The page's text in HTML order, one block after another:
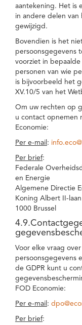
aantekening. Het is
in andere delen van
gewijzigd.
Bovendien is het
persoonsgegevens
voorziet in
personen van wie
is bijvoorbeeld het
XV.10/5 van het
Om uw rechten op
u contact opnemen
Economie:
Per e-mail :
Per brief:
Federale
en Energie
Algemene Directie
Koning Albert II-
1000 Brussel
Voor elke vraag
persoonsgegevens
de GDPR kunt u
FOD Economie:
Per e-mail :
Per brief: